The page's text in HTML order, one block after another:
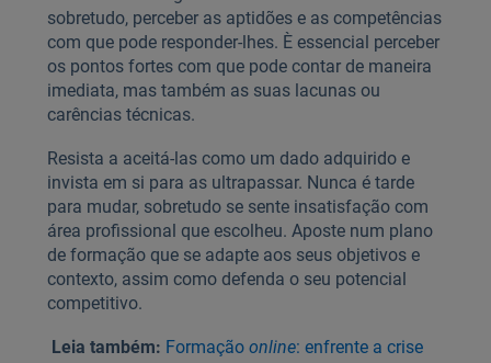
sobretudo, perceber as aptidões e as competências
com que pode responder-lhes. È essencial perceber
os pontos fortes com que pode contar de maneira
imediata, mas também as suas lacunas ou
carências técnicas.
Resista a aceitá-las como um dado adquirido e
invista em si para as ultrapassar. Nunca é tarde
para mudar, sobretudo se sente insatisfação com
área profissional que escolheu. Aposte num plano
de formação que se adapte aos seus objetivos e
contexto, assim como defenda o seu potencial
competitivo.
Leia também: Formação online: enfrente a crise